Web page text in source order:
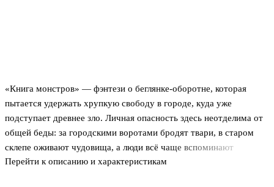
«Книга монстров» — фэнтези о беглянке-оборотне, которая
пытается удержать хрупкую свободу в городе, куда уже
подступает древнее зло. Личная опасность здесь неотделима от
общей беды: за городскими воротами бродят твари, в старом
склепе оживают чудовища, а люди всё чаще вспоминают
Древесного бога, жадного до крови. Это первая книга цикла «Я
Перейти к описанию и характеристикам